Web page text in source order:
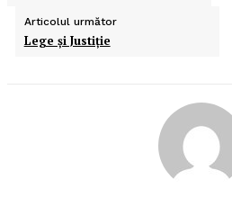
Articolul următor
Lege şi Justiţie